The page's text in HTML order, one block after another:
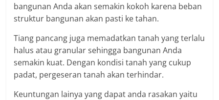
bangunan Anda akan semakin kokoh karena beban
struktur bangunan akan pasti ke tahan.
Tiang pancang juga memadatkan tanah yang terlalu
halus atau granular sehingga bangunan Anda
semakin kuat. Dengan kondisi tanah yang cukup
padat, pergeseran tanah akan terhindar.
Keuntungan lainya yang dapat anda rasakan yaitu